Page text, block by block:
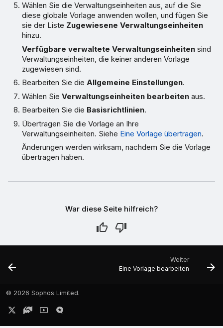
Wählen Sie die Verwaltungseinheiten aus, auf die Sie
diese globale Vorlage anwenden wollen, und fügen Sie
sie der Liste Zugewiesene Verwaltungseinheiten
hinzu.
Verfügbare verwaltete Verwaltungseinheiten sind
Verwaltungseinheiten, die keiner anderen Vorlage
zugewiesen sind.
Bearbeiten Sie dieAllgemeine Einstellungen.
Wählen SieVerwaltungseinheiten bearbeiten aus.
Bearbeiten Sie die Basisrichtlinien.
Übertragen Sie die Vorlage an Ihre
Verwaltungseinheiten. Siehe Eine Vorlage übertragen.
Änderungen werden wirksam, nachdem Sie die Vorlage
übertragen haben.
War diese Seite hilfreich?
Weiter
Eine Vorlage bearbeiten
© 2026 Sophos Limited.